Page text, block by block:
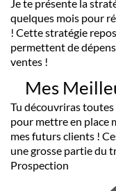
Je te présente la
quelques mois pour
! Cette stratégie
permettent de
ventes !
Mes
Tu découvriras
pour mettre en place
mes futurs clients !
une grosse partie du
Prospection